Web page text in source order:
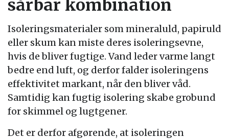
sårbar kombination
Isoleringsmaterialer som mineraluld, papiruld
eller skum kan miste deres isoleringsevne,
hvis de bliver fugtige. Vand leder varme langt
bedre end luft, og derfor falder isoleringens
effektivitet markant, når den bliver våd.
Samtidig kan fugtig isolering skabe grobund
for skimmel og lugtgener.
Det er derfor afgørende, at isoleringen